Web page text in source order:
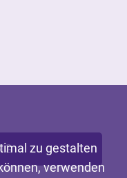
zu gestalten
verwenden